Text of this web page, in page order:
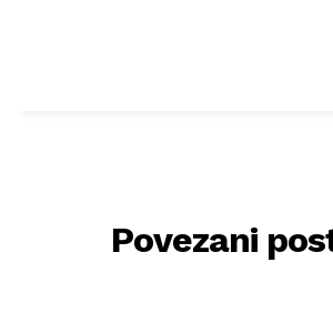
Povezani